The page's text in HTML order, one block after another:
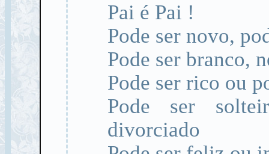
Pai é Pai !
Pode ser novo,
Pode ser branco,
Pode ser rico ou
Pode ser
divorciado